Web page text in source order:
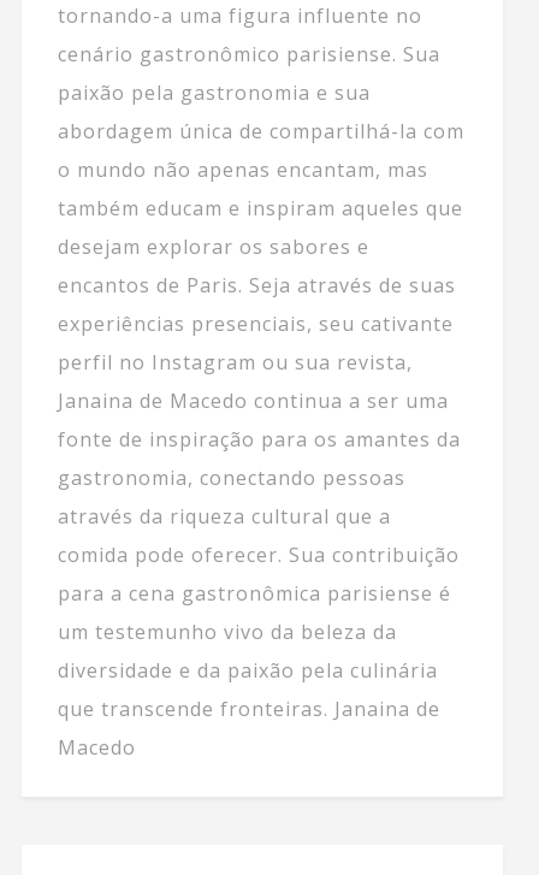
tornando-a uma figura influente no
cenário gastronômico parisiense. Sua
paixão pela gastronomia e sua
abordagem única de compartilhá-la com
o mundo não apenas encantam, mas
também educam e inspiram aqueles que
desejam explorar os sabores e
encantos de Paris. Seja através de suas
experiências presenciais, seu cativante
perfil no Instagram ou sua revista,
Janaina de Macedo continua a ser uma
fonte de inspiração para os amantes da
gastronomia, conectando pessoas
através da riqueza cultural que a
comida pode oferecer. Sua contribuição
para a cena gastronômica parisiense é
um testemunho vivo da beleza da
diversidade e da paixão pela culinária
que transcende fronteiras. Janaina de
Macedo